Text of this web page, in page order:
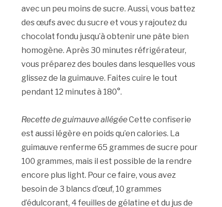
avec un peu moins de sucre. Aussi, vous battez
des œufs avec du sucre et vous y rajoutez du
chocolat fondu jusqu’à obtenir une pâte bien
homogène. Après 30 minutes réfrigérateur,
vous préparez des boules dans lesquelles vous
glissez de la guimauve. Faites cuire le tout
pendant 12 minutes à 180°.
Recette de guimauve allégéeCette confiserie
est aussi légère en poids qu’en calories. La
guimauve renferme 65 grammes de sucre pour
100 grammes, mais il est possible de la rendre
encore plus light. Pour ce faire, vous avez
besoin de 3 blancs d’œuf, 10 grammes
d’édulcorant, 4 feuilles de gélatine et du jus de